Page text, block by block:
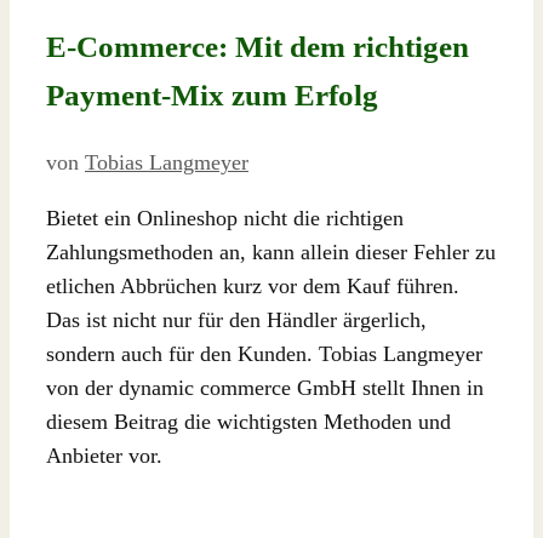
E-Commerce: Mit dem richtigen
Payment-Mix zum Erfolg
von Tobias Langmeyer
Bietet ein Onlineshop nicht die richtigen
Zahlungsmethoden an, kann allein dieser Fehler zu
etlichen Abbrüchen kurz vor dem Kauf führen.
Das ist nicht nur für den Händler ärgerlich,
sondern auch für den Kunden. Tobias Langmeyer
von der dynamic commerce GmbH stellt Ihnen in
diesem Beitrag die wichtigsten Methoden und
Anbieter vor.